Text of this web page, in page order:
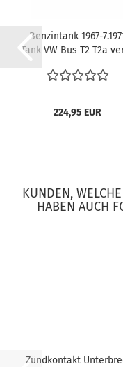
Benzintank 1967-
Tank VW Bus T2 T2a
224,95 EUR
KUNDEN,
HABEN AUCH
Zündkontakt